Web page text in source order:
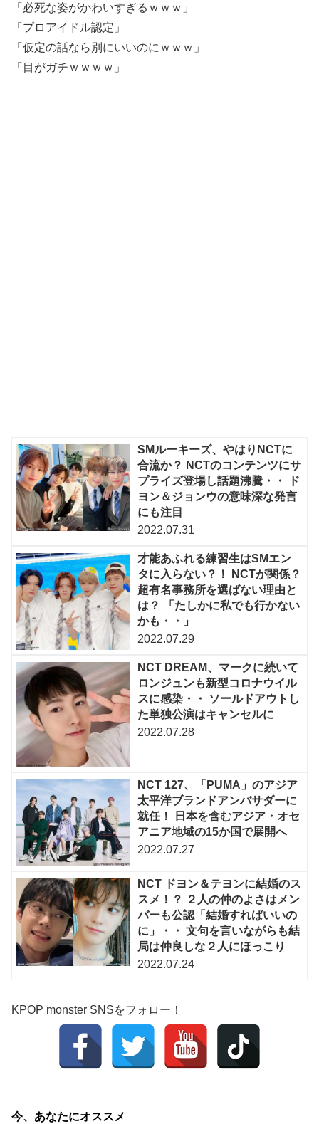
「必死な姿がかわいすぎるｗｗｗ」
「プロアイドル認定」
「仮定の話なら別にいいのにｗｗｗ」
「目がガチｗｗｗｗ」
SMルーキーズ、やはりNCTに
合流か？ NCTのコンテンツにサ
プライズ登場し話題沸騰・・ ド
ヨン＆ジョンウの意味深な発言
にも注目
2022.07.31
才能あふれる練習生はSMエン
タに入らない？！ NCTが関係？
超有名事務所を選ばない理由と
は？ 「たしかに私でも行かない
かも・・」
2022.07.29
NCT DREAM、マークに続いて
ロンジュンも新型コロナウイル
スに感染・・ ソールドアウトし
た単独公演はキャンセルに
2022.07.28
NCT 127、「PUMA」のアジア
太平洋ブランドアンバサダーに
就任！ 日本を含むアジア・オセ
アニア地域の15か国で展開へ
2022.07.27
NCT ドヨン＆テヨンに結婚のス
スメ！？ ２人の仲のよさはメン
バーも公認「結婚すればいいの
に」・・ 文句を言いながらも結
局は仲良しな２人にほっこり
2022.07.24
KPOP monster SNSをフォロー！
今、あなたにオススメ